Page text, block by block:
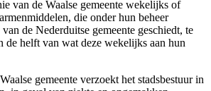
van de Waalse gemeente wekelijks of
die onder hun beheer
de Nederduitse gemeente geschiedt, te
de helft van wat deze wekelijks aan hun
gemeente verzoekt het stadsbestuur in